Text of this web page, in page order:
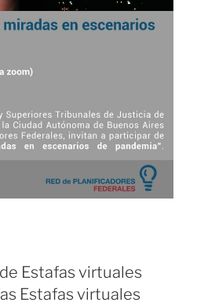
Estafas virtuales
Estafas virtuales